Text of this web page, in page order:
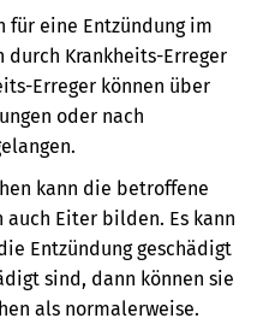
für eine Entzündung im
durch Krankheits-Erreger
Erreger können über
oder nach
kann die betroffene
auch Eiter bilden. Es kann
Entzündung geschädigt
sind, dann können sie
als normalerweise.